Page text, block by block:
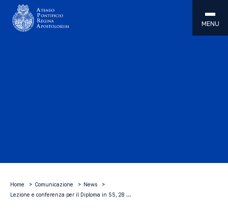
MENU
Home Comunicazione
News
Lezione e conferenza per il Diploma in SS, 28 …